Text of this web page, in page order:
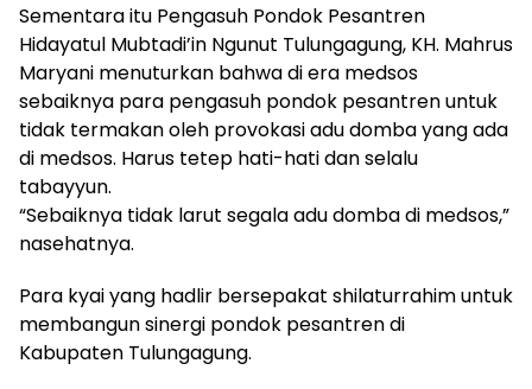
Sementara itu Pengasuh Pondok Pesantren
Hidayatul Mubtadi’in Ngunut Tulungagung, KH. Mahrus
Maryani menuturkan bahwa di era medsos
sebaiknya para pengasuh pondok pesantren untuk
tidak termakan oleh provokasi adu domba yang ada
di medsos. Harus tetep hati-hati dan selalu
tabayyun.
“Sebaiknya tidak larut segala adu domba di medsos,”
nasehatnya.
Para kyai yang hadlir bersepakat shilaturrahim untuk
membangun sinergi pondok pesantren di
Kabupaten Tulungagung.